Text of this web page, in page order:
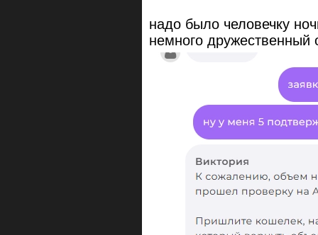
надо было человечку
немного дружественный